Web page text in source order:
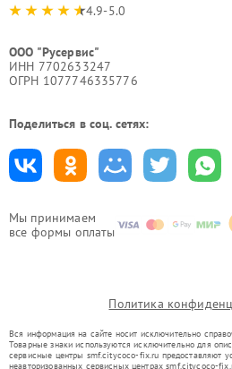
Мы принимаем
все формы оплаты
4.9-5.0
ООО "Русервис"
ИНН 7702633247
ОГРН 1077746335776
Поделиться в соц. сетях:
Политика
Вся информация на сайте носит исключительно
Товарные знаки используются исключительно для
сервисные центры smf.citycoco-fix.ru предоставляют
неавторизованных сервисных центрах smf.citycoco-